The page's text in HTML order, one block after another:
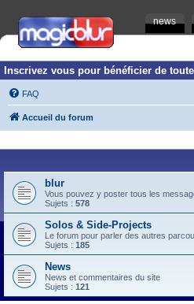
news
Inscrivez vous pour bénéficier de
FAQ
Accueil du forum
blur
Vous pouvez y poster tous les
Sujets : 578
Solos & Side-Projects
Le forum pour parler des autres
Sujets : 185
News
News et commentaires du site
Sujets : 121